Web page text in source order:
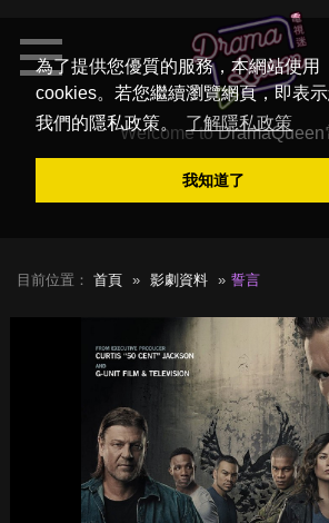
為了提供您優質的服務，本網站使用
cookies。若您繼續瀏覽網頁，即表
我們的隱私政策。
了解隱私政策
我知道了
Welcome toDramaQueen
目前位置： 首頁 影劇資料 誓言